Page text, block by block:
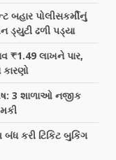
બહાર પોલીસકર્મીનું
ડ્યુટી ઢળી પડ્યા
₹1.49 લાખને પાર,
3 શાળાઓ નજીક
કરી ટિકિટ બુકિંગ